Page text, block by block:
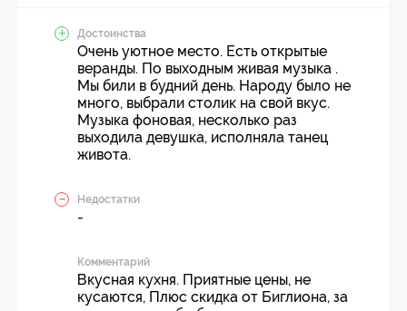
Достоинства
Очень уютное место. Есть открытые
веранды. По выходным живая музыка .
Мы били в будний день. Народу было не
много, выбрали столик на свой вкус.
Музыка фоновая, несколько раз
выходила девушка, исполняла танец
живота.
Недостатки
-
Комментарий
Вкусная кухня. Приятные цены, не
кусаются, Плюс скидка от Биглиона, за